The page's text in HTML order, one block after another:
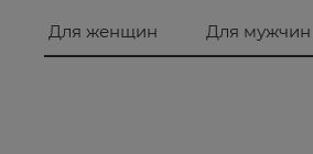
Для женщин Для мужчин